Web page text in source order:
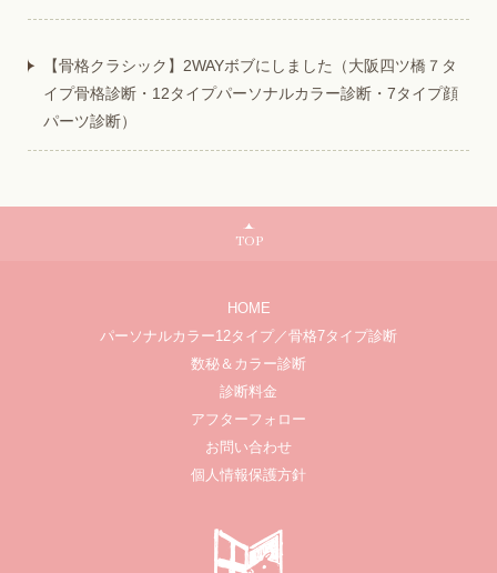
【骨格クラシック】2WAYボブにしました（大阪四ツ橋７タ
イプ骨格診断・12タイプパーソナルカラー診断・7タイプ顔
パーツ診断）
TOP
HOME
パーソナルカラー12タイプ／骨格7タイプ診断
数秘＆カラー診断
診断料金
アフターフォロー
お問い合わせ
個人情報保護方針